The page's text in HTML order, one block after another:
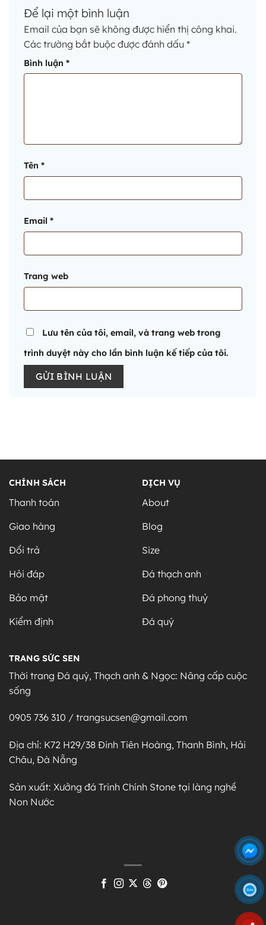
Để lại một bình luận
Email của bạn sẽ không được hiển thị công khai.
Các trường bắt buộc được đánh dấu *
Bình luận *
Tên *
Email *
Trang web
Lưu tên của tôi, email, và trang web trong
trình duyệt này cho lần bình luận kế tiếp của tôi.
CHÍNH SÁCH
Thanh toán
Giao hàng
Đổi trả
Hỏi đáp
Bảo mật
Kiểm định
DỊCH VỤ
About
Blog
Size
Đá thạch anh
Đá phong thuỷ
Đá quý
TRANG SỨC SEN
Thời trang Đá quý, Thạch anh & Ngọc: Nâng cấp cuộc
sống
0905 736 310 / trangsucsen@gmail.com
Địa chỉ: K72 H29/38 Đinh Tiên Hoàng, Thanh Bình, Hải
Châu, Đà Nẵng
Sản xuất: Xưởng đá Trinh Chính Stone tại làng nghề
Non Nước